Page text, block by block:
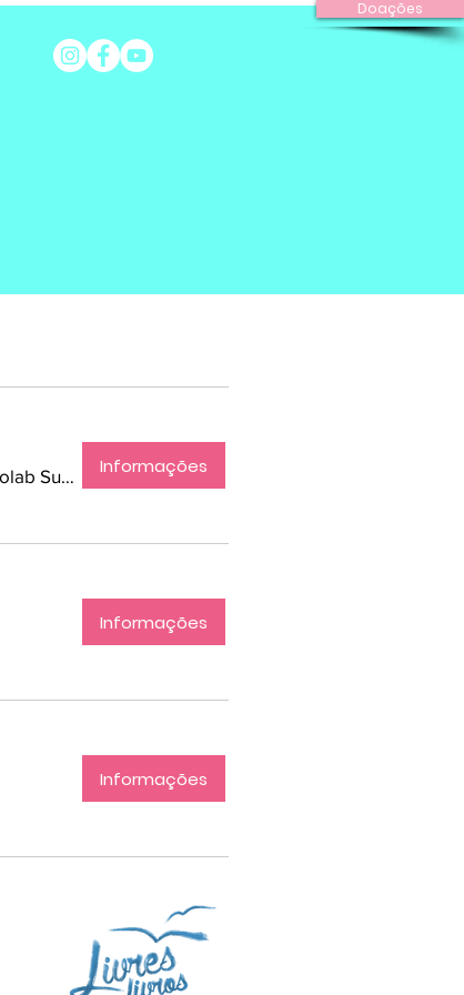
Doações
Escola Laboratorio Escolab Suburbio Informações
Informações
Informações